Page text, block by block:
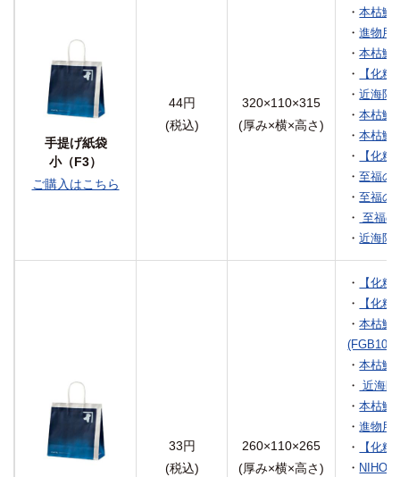
手提げ紙袋
小（F3）
ご購入はこちら
44円
(税込)
320×110×315
(厚み×横×高さ)
・本枯鰹
・進物用
・本枯鰹
・
【化
・近海限
・本枯鰹
・本枯鰹
・
【化
・至福の
・至福の
・ 至福の
・近海限
33円
(税込)
260×110×265
(厚み×横×高さ)
・
【化
・
【化
・本枯鰹
(FGB10Y)
・本枯鰹
・ 近海限
・本枯鰹
・進物用
・
【化
・